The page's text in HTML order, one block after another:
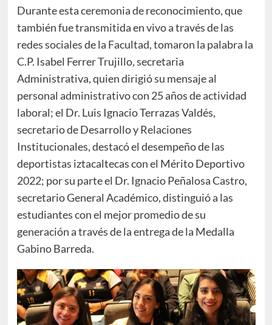
Durante esta ceremonia de reconocimiento, que
también fue transmitida en vivo a través de las
redes sociales de la Facultad, tomaron la palabra la
C.P. Isabel Ferrer Trujillo, secretaria
Administrativa, quien dirigió su mensaje al
personal administrativo con 25 años de actividad
laboral; el Dr. Luis Ignacio Terrazas Valdés,
secretario de Desarrollo y Relaciones
Institucionales, destacó el desempeño de las
deportistas iztacaltecas con el Mérito Deportivo
2022; por su parte el Dr. Ignacio Peñalosa Castro,
secretario General Académico, distinguió a las
estudiantes con el mejor promedio de su
generación a través de la entrega de la Medalla
Gabino Barreda.